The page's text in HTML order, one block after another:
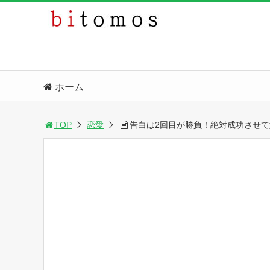
ホーム
TOP 恋愛 告白は2回目が勝負！絶対成功させ